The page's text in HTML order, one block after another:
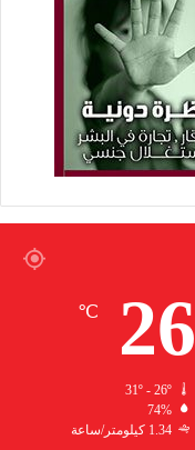
26
℃
74%
1.34 كيلومتر/ساعة